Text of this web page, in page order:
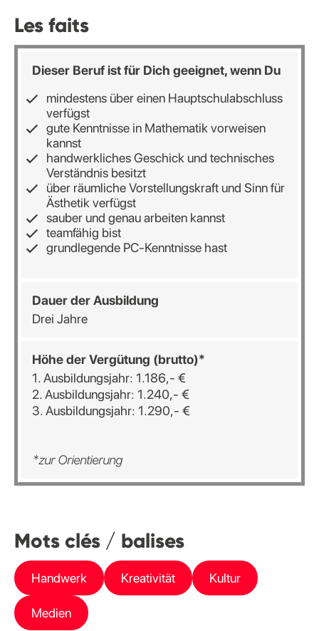
Les faits
Dieser Beruf ist für Dich geeignet, wenn Du
mindestens über einen Hauptschulabschluss
verfügst
gute Kenntnisse in Mathematik vorweisen
kannst
handwerkliches Geschick und technisches
Verständnis besitzt
über räumliche Vorstellungskraft und Sinn für
Ästhetik verfügst
sauber und genau arbeiten kannst
teamfähig bist
grundlegende PC-Kenntnisse hast
Dauer der Ausbildung
Drei Jahre
Höhe der Vergütung (brutto)*
1. Ausbildungsjahr: 1.186,- €
2. Ausbildungsjahr: 1.240,- €
3. Ausbildungsjahr: 1.290,- €
*zur Orientierung
Mots clés / balises
Handwerk Kreativität Kultur
Medien